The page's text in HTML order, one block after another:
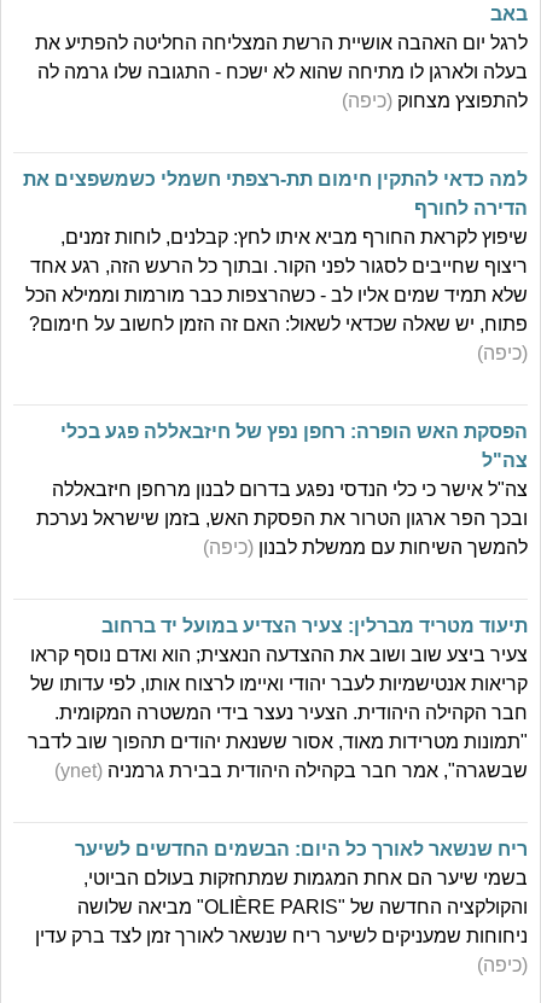
באב
לרגל יום האהבה אושיית הרשת המצליחה החליטה להפתיע את
בעלה ולארגן לו מתיחה שהוא לא ישכח - התגובה שלו גרמה לה
להתפוצץ מצחוק (כיפה)
למה כדאי להתקין חימום תת-רצפתי חשמלי כשמשפצים את
הדירה לחורף
שיפוץ לקראת החורף מביא איתו לחץ: קבלנים, לוחות זמנים,
ריצוף שחייבים לסגור לפני הקור. ובתוך כל הרעש הזה, רגע אחד
שלא תמיד שמים אליו לב - כשהרצפות כבר מורמות וממילא הכל
פתוח, יש שאלה שכדאי לשאול: האם זה הזמן לחשוב על חימום?
(כיפה)
הפסקת האש הופרה: רחפן נפץ של חיזבאללה פגע בכלי
צה"ל
צה"ל אישר כי כלי הנדסי נפגע בדרום לבנון מרחפן חיזבאללה
ובכך הפר ארגון הטרור את הפסקת האש, בזמן שישראל נערכת
להמשך השיחות עם ממשלת לבנון (כיפה)
תיעוד מטריד מברלין: צעיר הצדיע במועל יד ברחוב
צעיר ביצע שוב ושוב את ההצדעה הנאצית; הוא ואדם נוסף קראו
קריאות אנטישמיות לעבר יהודי ואיימו לרצוח אותו, לפי עדותו של
חבר הקהילה היהודית. הצעיר נעצר בידי המשטרה המקומית.
"תמונות מטרידות מאוד, אסור ששנאת יהודים תהפוך שוב לדבר
שבשגרה", אמר חבר בקהילה היהודית בבירת גרמניה (ynet)
ריח שנשאר לאורך כל היום: הבשמים החדשים לשיער
בשמי שיער הם אחת המגמות שמתחזקות בעולם הביוטי,
והקולקציה החדשה של "OLIÈRE PARIS" מביאה שלושה
ניחוחות שמעניקים לשיער ריח שנשאר לאורך זמן לצד ברק עדין
(כיפה)